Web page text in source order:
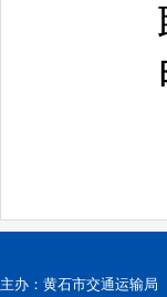
主办：黄石市交通运输